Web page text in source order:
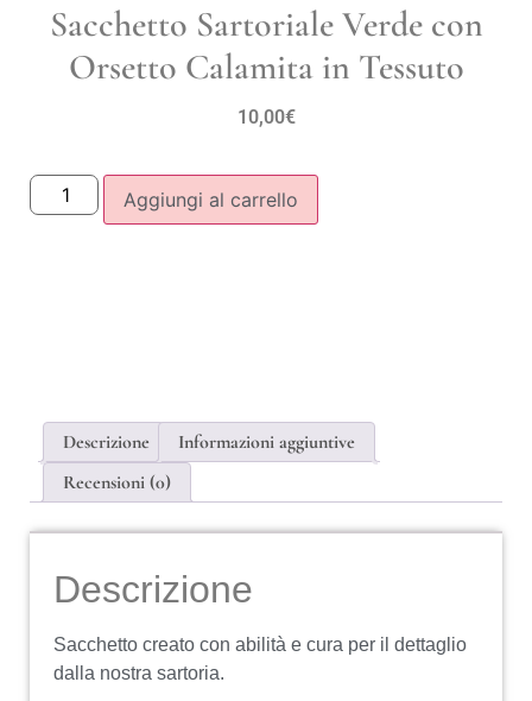
Sacchetto Sartoriale Verde con
Orsetto Calamita in Tessuto
10,00€
Aggiungi al carrello
Descrizione
Informazioni aggiuntive
Recensioni (0)
Descrizione
Sacchetto creato con abilità e cura per il dettaglio
dalla nostra sartoria.